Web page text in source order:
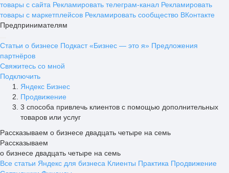
товары с сайта Рекламировать телеграм-канал Рекламировать
товары с маркетплейсов Рекламировать сообщество ВКонтакте
Предпринимателям
Статьи о бизнесе Подкаст «Бизнес — это я» Предложения
партнёров
Свяжитесь со мной
Подключить
Яндекс Бизнес
Продвижение
3 способа привлечь клиентов с помощью дополнительных
товаров или услуг
Рассказываем о бизнесе двадцать четыре на семь
Рассказываем
о бизнесе двадцать четыре на семь
Все статьи Яндекс для бизнеса Клиенты Практика Продвижение